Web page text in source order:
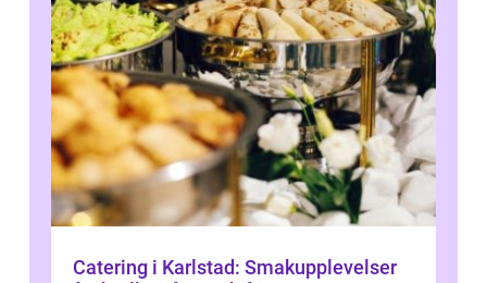
Catering i Karlstad: Smakupplevelser